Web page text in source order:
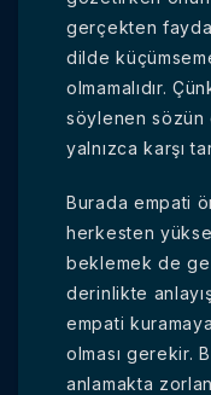
gerçekten fayda
dilde
olmamalıdır.
söylenen sözün
yalnızca karşı
Burada empati
herkesten
beklemek de
derinlikte
empati
olması gerekir.
anlamakta